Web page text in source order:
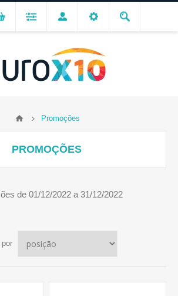
Promoções
PROMOÇÕES
de 01/12/2022 a 31/12/2022
por